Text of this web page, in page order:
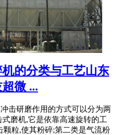
的分类与工艺山东
微 ...
击研磨作用的方式可以分为两
磨机,它是依靠高速旋转的工
颗粒,使其粉碎;第二类是气流粉